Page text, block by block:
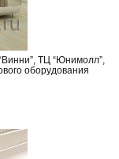
ТЦ “Юнимолл”,
оборудования